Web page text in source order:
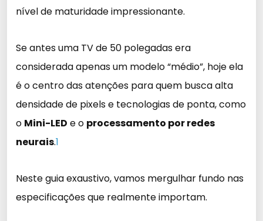
nível de maturidade impressionante.
Se antes uma TV de 50 polegadas era
considerada apenas um modelo “médio”, hoje ela
é o centro das atenções para quem busca alta
densidade de pixels e tecnologias de ponta, como
o Mini-LED e o processamento por redes
neurais.1
Neste guia exaustivo, vamos mergulhar fundo nas
especificações que realmente importam.